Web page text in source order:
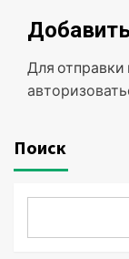
Для
Поиск